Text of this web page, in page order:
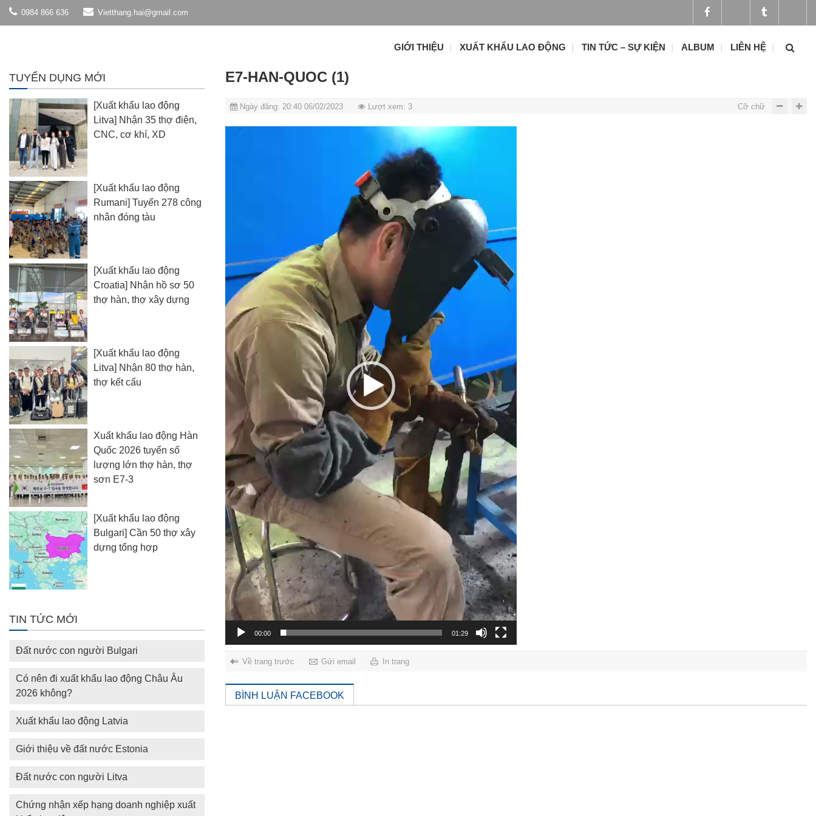
0984 866 636 Vietthang.hai@gmail.com
GIỚI THIỆU XUẤT KHẨU LAO ĐỘNG TIN TỨC – SỰ KIỆN ALBUM LIÊN HỆ
E7-HAN-QUOC (1)
Ngày đăng: 20:40 06/02/2023 Lượt xem: 3 Cỡ chữ
00:00 01:29
Về trang trước Gửi email In trang
BÌNH LUẬN FACEBOOK
TUYỂN DỤNG MỚI
[Xuất khẩu lao động
Litva] Nhận 35 thợ điện,
CNC, cơ khí, XD
[Xuất khẩu lao động
Rumani] Tuyển 278 công
nhân đóng tàu
[Xuất khẩu lao động
Croatia] Nhận hồ sơ 50
thợ hàn, thợ xây dựng
[Xuất khẩu lao động
Litva] Nhận 80 thợ hàn,
thợ kết cấu
Xuất khẩu lao động Hàn
Quốc 2026 tuyển số
lượng lớn thợ hàn, thợ
sơn E7-3
[Xuất khẩu lao động
Bulgari] Cần 50 thợ xây
dựng tổng hợp
TIN TỨC MỚI
Đất nước con người Bulgari
Có nên đi xuất khẩu lao động Châu Âu
2026 không?
Xuất khẩu lao động Latvia
Giới thiệu về đất nước Estonia
Đất nước con người Litva
Chứng nhận xếp hạng doanh nghiệp xuất